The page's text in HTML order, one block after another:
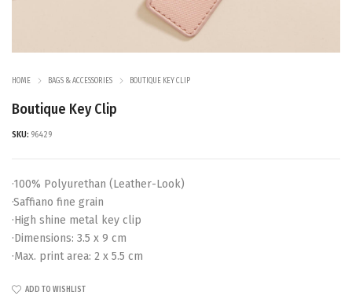
HOME BAGS & ACCESSORIES BOUTIQUE KEY CLIP
Boutique Key Clip
SKU: 96429
·100% Polyurethan (Leather-Look)
·Saffiano fine grain
·High shine metal key clip
·Dimensions: 3.5 x 9 cm
·Max. print area: 2 x 5.5 cm
ADD TO WISHLIST